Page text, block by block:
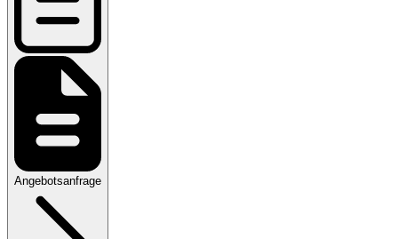
Angebotsanfrage